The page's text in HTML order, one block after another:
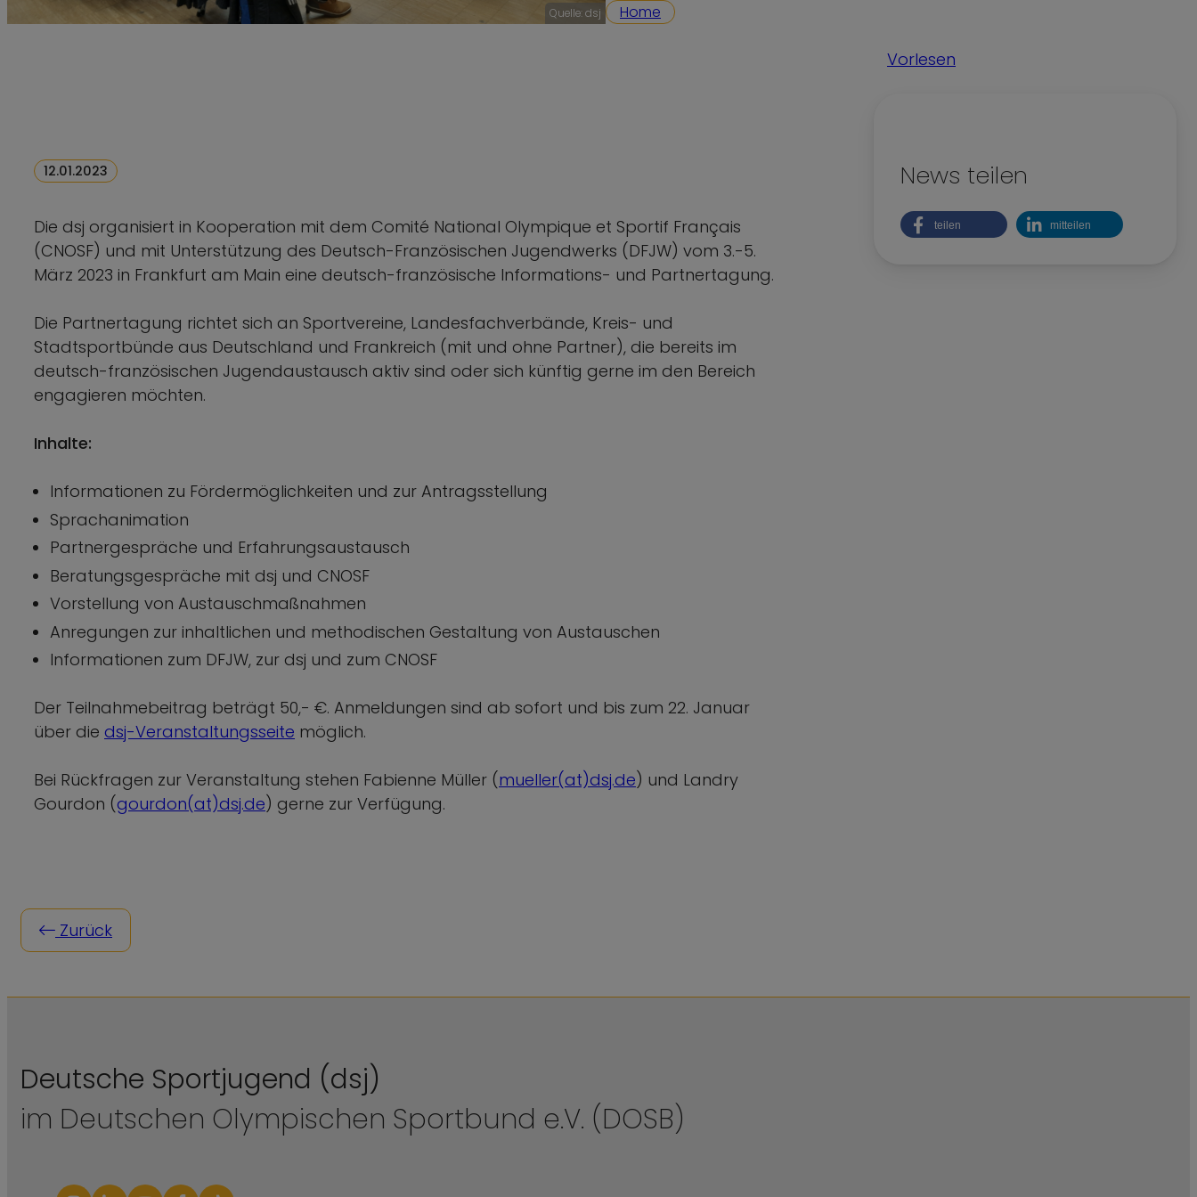
Nachhaltigkeit
Quelle: dsj Home
12.01.2023
Die dsj organisiert in Kooperation mit dem Comité National Olympique et Sportif Français
(CNOSF) und mit Unterstützung des Deutsch-Französischen Jugendwerks (DFJW) vom 3.-5.
März 2023 in Frankfurt am Main eine deutsch-französische Informations- und Partnertagung.
Die Partnertagung richtet sich an Sportvereine, Landesfachverbände, Kreis- und
Stadtsportbünde aus Deutschland und Frankreich (mit und ohne Partner), die bereits im
deutsch-französischen Jugendaustausch aktiv sind oder sich künftig gerne im den Bereich
engagieren möchten.
Inhalte:
Informationen zu Fördermöglichkeiten und zur Antragsstellung
Sprachanimation
Partnergespräche und Erfahrungsaustausch
Beratungsgespräche mit dsj und CNOSF
Vorstellung von Austauschmaßnahmen
Anregungen zur inhaltlichen und methodischen Gestaltung von Austauschen
Informationen zum DFJW, zur dsj und zum CNOSF
Der Teilnahmebeitrag beträgt 50,- €. Anmeldungen sind ab sofort und bis zum 22. Januar
über die dsj-Veranstaltungsseite möglich.
Bei Rückfragen zur Veranstaltung stehen Fabienne Müller (mueller(at)dsj.de) und Landry
Gourdon (gourdon(at)dsj.de) gerne zur Verfügung.
Zurück
Vorlesen
News teilen
teilen mitteilen
Deutsche Sportjugend (dsj)
im Deutschen Olympischen Sportbund e.V. (DOSB)